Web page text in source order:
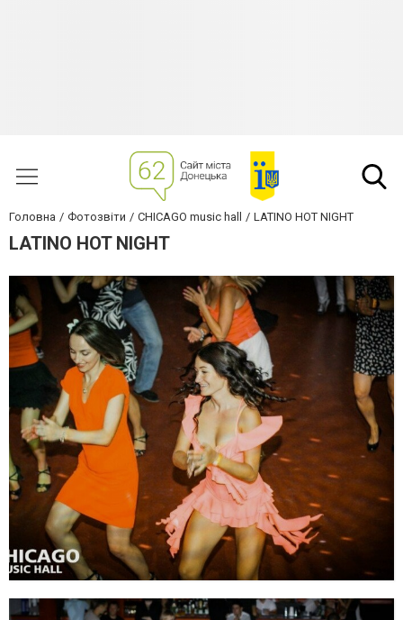
Головна Фотозвіти CHICAGO music hall LATINO HOT NIGHT
LATINO HOT NIGHT